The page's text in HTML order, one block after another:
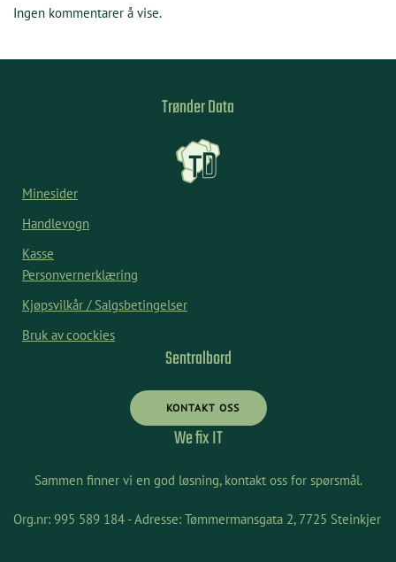
Ingen kommentarer å vise.
Trønder Data
Minesider
Handlevogn
Kasse
Personvernerklæring
Kjøpsvilkår / Salgsbetingelser
Bruk av coockies
Sentralbord
KONTAKT OSS
We fix IT
Sammen finner vi en god løsning, kontakt oss for spørsmål.
Org.nr: 995 589 184 - Adresse: Tømmermansgata 2, 7725 Steinkjer